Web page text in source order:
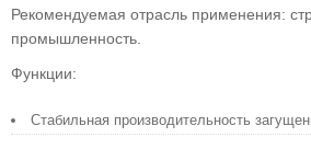
Рекомендуемая отрасль применения:
промышленность.
Функции:
Стабильная производительность